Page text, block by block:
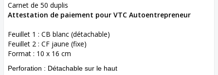
Carnet de 50 duplis
Attestation de paiement pour VTC Autoentrepreneur
Feuillet 1 : CB blanc (détachable)
Feuillet 2 : CF jaune (fixe)
Format : 10 x 16 cm
Perforation : Détachable sur le haut